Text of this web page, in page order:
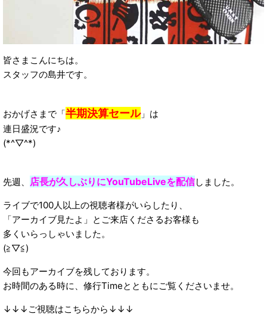
皆さまこんにちは。
スタッフの島井です。
おかげさまで「半期決算セール」は
連日盛況です♪
(*^▽^*)
先週、 店長が久しぶりにYouTubeLiveを配信しました。
ライブで100人以上の視聴者様がいらしたり、
「アーカイブ見たよ」とご来店くださるお客様も
多くいらっしゃいました。
(≧▽≦)
今回もアーカイブを残しております。
お時間のある時に、修行Timeとともにご覧くださいませ。
↓↓↓ご視聴はこちらから↓↓↓